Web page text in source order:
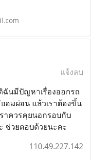
แจ้งลบ
นมีปัญหาเรื่องออกรถ
อมผ่อน แล้วเราต้องขึ้น
าควรคุยนอกรอบกับ
ช่วยตอบด้วยนะคะ
110.49.227.142